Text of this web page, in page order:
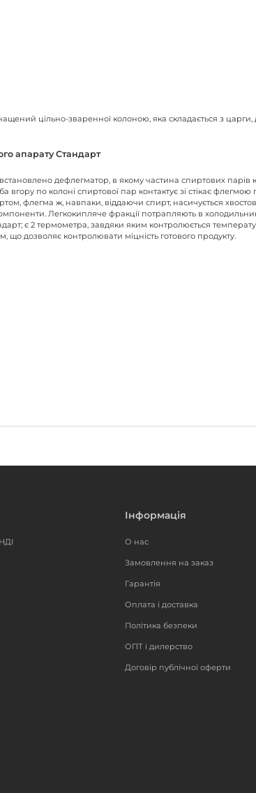
цільно-зваренної колоною, яка складається з
апарату Стандарт
дефлегматор, в якому частина спиртових парів
вгору по колоні спиртової пар контактує зі стікає
флегма ж, навпаки, віддаючи спирт, насичується
Легкокипляче фракції потрапляють в
є 2 термометра, завдяки яким контролюється
що дозволяє контролювати міцність готового продукту.
Інформація
О нас
Замовлення на заказ
Гарантія
Оплата і доставка
Політика безпеки
ОПТ і дилерство
Договір публічної оферти